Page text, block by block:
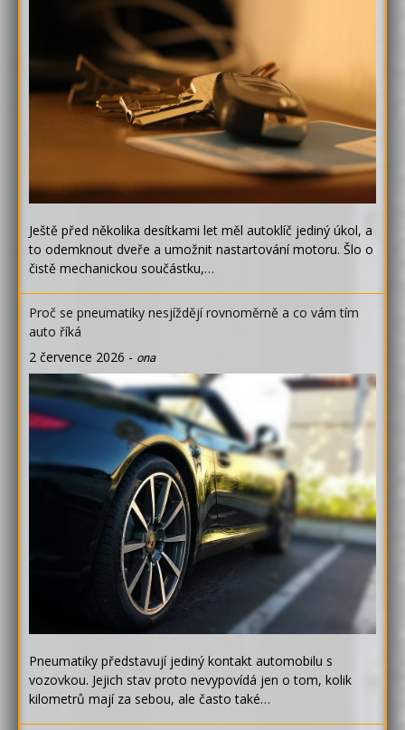
Ještě před několika desítkami let měl autoklíč jediný úkol, a
to odemknout dveře a umožnit nastartování motoru. Šlo o
čistě mechanickou součástku,…
Proč se pneumatiky nesjíždějí rovnoměrně a co vám tím
auto říká
2 července 2026 - ona
Pneumatiky představují jediný kontakt automobilu s
vozovkou. Jejich stav proto nevypovídá jen o tom, kolik
kilometrů mají za sebou, ale často také…